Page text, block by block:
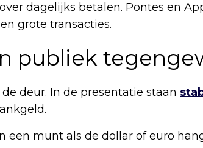
dagelijks betalen. Pontes en
grote transacties.
publiek
deur. In de presentatie staan
een munt als de dollar of euro